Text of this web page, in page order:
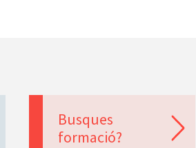
Busques
formació?